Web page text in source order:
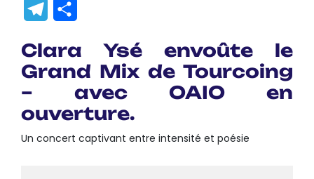
Telegram
Clara Ysé envoûte le
Grand Mix de Tourcoing
– avec OAIO en
ouverture.
Un concert captivant entre intensité et poésie